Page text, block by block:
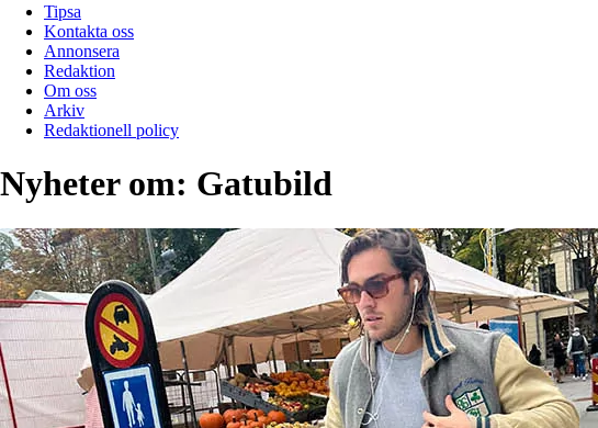
Tipsa
Kontakta oss
Annonsera
Redaktion
Om oss
Arkiv
Redaktionell policy
Nyheter om: Gatubild